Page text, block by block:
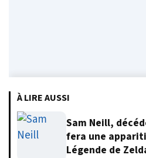
À LIRE AUSSI
Sam Neill,
fera une
Légende de